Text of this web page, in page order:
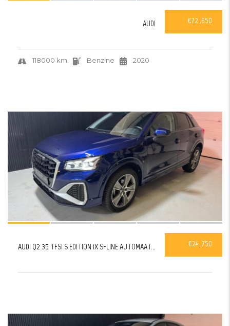
€72 ,950
AUDI
118000 km Benzine 2020
VERKOCHT
€24 ,750
AUDI Q2 35 TFSI S EDITION 1X S-LINE AUTOMAAT...
26